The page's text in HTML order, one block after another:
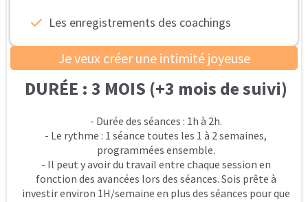
relations amoureuses. J'étais encore loin de
sur ma vie.
Quand j'ai découvert Natacha, je voulais tout régler
d'un coup :
j'avais en moi
• retrouver une complicité émotionnelle et
sexuelle avec mon mari
• Travailler le rapport difficile avec mon propre
corps
• Retrouver confiance en moi